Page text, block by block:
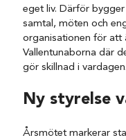
eget liv. Därför
samtal, möten och
organisationen för att
Vallentunaborna där
gör skillnad i vardagen.
Ny styrelse
Årsmötet markerar